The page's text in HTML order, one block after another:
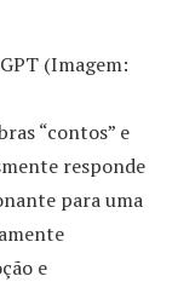
(Imagem:
“contos” e
responde
para uma
e